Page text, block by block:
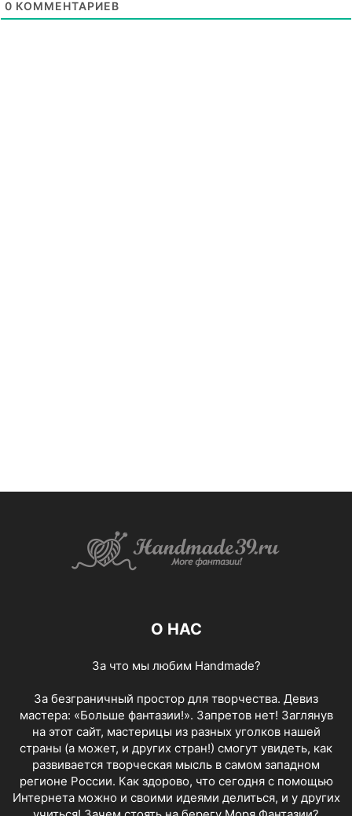
0 КОММЕНТАРИЕВ
О НАС
За что мы любим Handmade?
За безграничный простор для творчества. Девиз
мастера: «Больше фантазии!». Запретов нет! Заглянув
на этот сайт, мастерицы из разных уголков нашей
страны (а может, и других стран!) смогут увидеть, как
развивается творческая мысль в самом западном
регионе России. Как здорово, что сегодня с помощью
Интернета можно и своими идеями делиться, и у других